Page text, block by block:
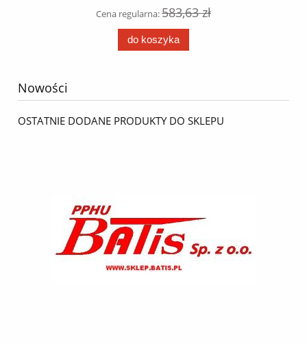
Cena regularna:583,63 zł
do koszyka
Nowości
OSTATNIE DODANE PRODUKTY DO SKLEPU